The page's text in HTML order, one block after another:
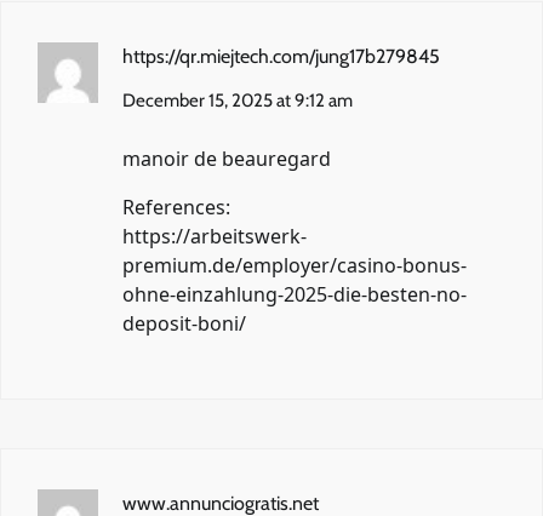
https://qr.miejtech.com/jung17b279845
December 15, 2025 at 9:12 am
manoir de beauregard
References:
https://arbeitswerk-
premium.de/employer/casino-bonus-
ohne-einzahlung-2025-die-besten-no-
deposit-boni/
www.annunciogratis.net